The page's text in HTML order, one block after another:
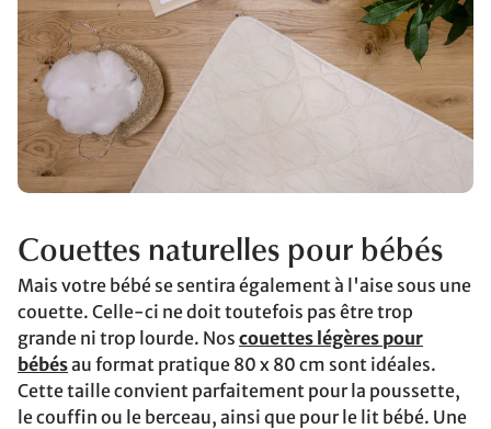
Couettes naturelles pour bébés
Mais votre bébé se sentira également à l'aise sous une
couette. Celle-ci ne doit toutefois pas être trop
grande ni trop lourde. Nos couettes légères pour
bébésau format pratique 80 x 80 cm sont idéales.
Cette taille convient parfaitement pour la poussette,
le couffin ou le berceau, ainsi que pour le lit bébé. Une